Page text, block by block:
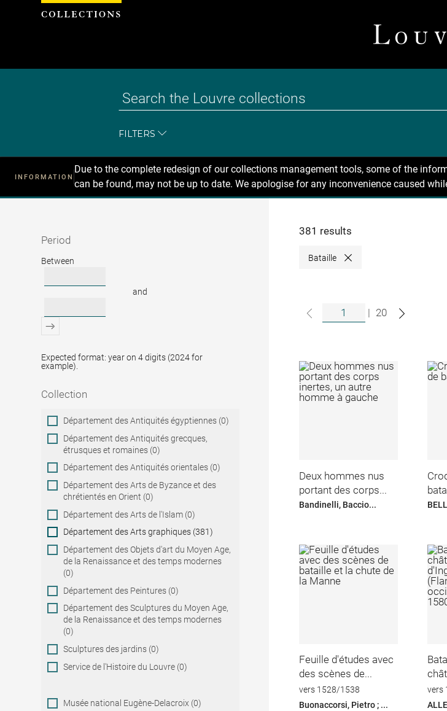
FILTERS
INFORMATION
Due to the complete redesign of our collections management tools, some of the
can be found, may not be up to date. We apologise for any inconvenience caused
Recherche
Period
Period
Between
and
Expected format: year on 4 digits (2024 for
example).
Collection
Collection
Département des Antiquités égyptiennes (0)
Département des Antiquités grecques,
étrusques et romaines (0)
Département des Antiquités orientales (0)
Département des Arts de Byzance et des
chrétientés en Orient (0)
Département des Arts de l'Islam (0)
Département des Arts graphiques (381)
Département des Objets d'art du Moyen Age,
de la Renaissance et des temps modernes
(0)
Département des Peintures (0)
Département des Sculptures du Moyen Age,
de la Renaissance et des temps modernes
(0)
Sculptures des jardins (0)
Service de l'Histoire du Louvre (0)
Musée national Eugène-Delacroix (0)
381 results
Bataille Close
| 20
Deux hommes nus
portant des corps...
Bandinelli, Baccio...
Feuille d'études avec
des scènes de...
vers 1528/1538
Buonaccorsi, Pietro ; ...
vers
Cookies management panel